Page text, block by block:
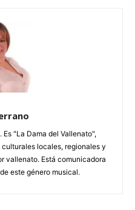
"La Dama del Vallenato",
locales, regionales y
vallenato. Está comunicadora
este género musical.